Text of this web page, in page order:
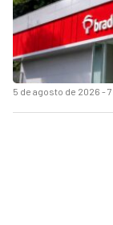
5 de agosto de 2026 -